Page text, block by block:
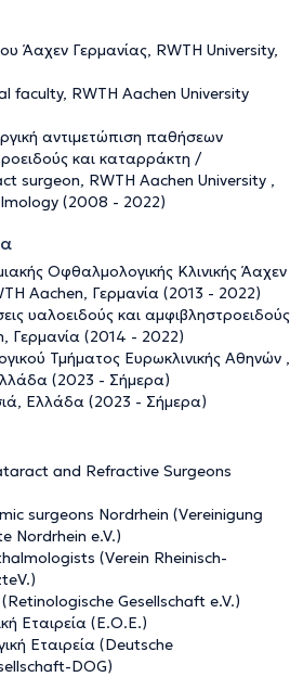
Άαχεν Γερμανίας, RWTH University,
faculty, RWTH Aachen University
αντιμετώπιση παθήσεων
και καταρράκτη /
surgeon, RWTH Aachen University ,
(2008 - 2022)
Οφθαλμολογικής Κλινικής Άαχεν
Aachen, Γερμανία (2013 - 2022)
υαλοειδούς και αμφιβληστροειδούς
Γερμανία (2014 - 2022)
Τμήματος Ευρωκλινικής Αθηνών ,
(2023 - Σήμερα)
Ελλάδα (2023 - Σήμερα)
and Refractive Surgeons
surgeons Nordrhein (Vereinigung
Nordrhein e.V.)
(Verein Rheinisch-
Gesellschaft e.V.)
Εταιρεία (Ε.Ο.Ε.)
Εταιρεία (Deutsche
DOG)